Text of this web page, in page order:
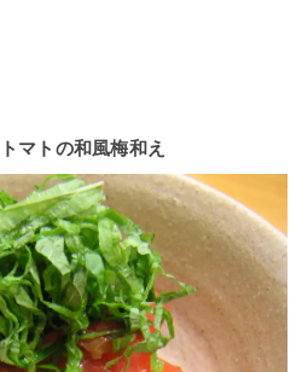
マトの和風梅和え